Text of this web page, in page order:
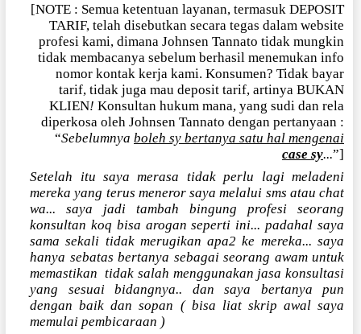
[NOTE : Semua ketentuan layanan, termasuk DEPOSIT
TARIF, telah disebutkan secara tegas dalam website
profesi kami, dimana Johnsen Tannato tidak mungkin
tidak membacanya sebelum berhasil menemukan info
nomor kontak kerja kami. Konsumen? Tidak bayar
tarif, tidak juga mau deposit tarif, artinya BUKAN
KLIEN! Konsultan hukum mana, yang sudi dan rela
diperkosa oleh Johnsen Tannato dengan pertanyaan :
“Sebelumnya boleh sy bertanya satu hal mengenai
case sy...”]
Setelah itu saya merasa tidak perlu lagi meladeni
mereka yang terus meneror saya melalui sms atau chat
wa... saya jadi tambah bingung profesi seorang
konsultan koq bisa arogan seperti ini... padahal saya
sama sekali tidak merugikan apa2 ke mereka... saya
hanya sebatas bertanya sebagai seorang awam untuk
memastikan tidak salah menggunakan jasa konsultasi
yang sesuai bidangnya.. dan saya bertanya pun
dengan baik dan sopan ( bisa liat skrip awal saya
memulai pembicaraan )